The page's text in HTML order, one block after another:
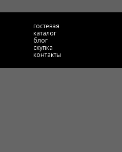
гостевая
каталог
блог
скупка
контакты